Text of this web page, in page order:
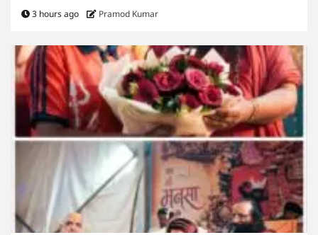
3 hours ago Pramod Kumar